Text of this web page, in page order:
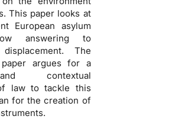
This paper looks at
European asylum
answering to
displacement. The
argues for a
contextual
law to tackle this
for the creation of